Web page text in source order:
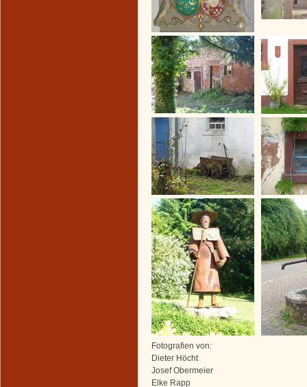
Fotografien von:
Dieter Höcht
Josef Obermeier
Elke Rapp